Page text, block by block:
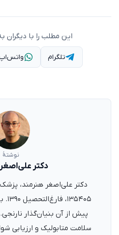
این مطلب را با دیگران
تلگرام
نوشتهٔ
دکتر
دکتر علی‌اصغر هنرمند،
پیش از آن بنیان‌گذار
سلامت متابولیک و ارزیابی